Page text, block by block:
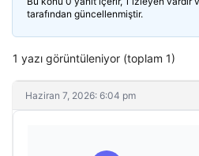
tarafından güncellenmiştir.
1 yazı görüntüleniyor (toplam 1)
Haziran 7, 2026: 6:04 pm